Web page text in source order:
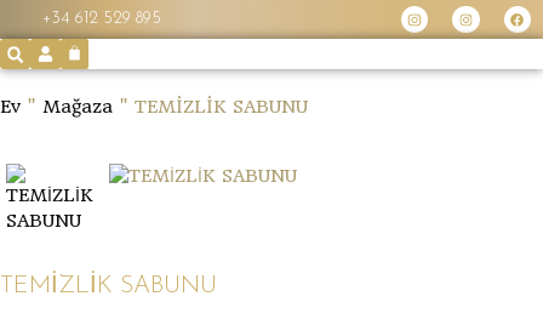
+34 612 529 895
Ev " Mağaza " TEMİZLİK SABUNU
TEMİZLİK SABUNU